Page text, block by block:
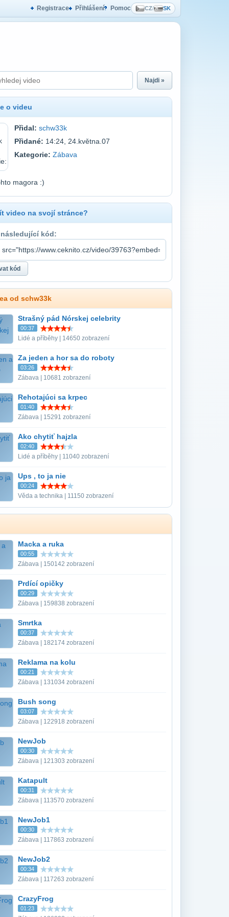
Registrace Přihlášení Pomoc CZ/ SK
Najdi »
o videu
Přidal: schw33k
Přidané: 14:24, 24.května.07
Kategorie: Zábava
magora :)
video na svojí stránce?
kód:
od schw33k
Strašný pád Nórskej celebrity
00:37
Lidé a příběhy | 14650 zobrazení
Za jeden a hor sa do roboty
03:26
Zábava | 10681 zobrazení
Rehotajúci sa krpec
01:40
Zábava | 15291 zobrazení
Ako chytiť hajzla
02:40
Lidé a příběhy | 11040 zobrazení
Ups , to ja nie
00:24
Věda a technika | 11150 zobrazení
Macka a ruka
00:55
Zábava | 150142 zobrazení
Prdící opičky
00:29
Zábava | 159838 zobrazení
Smrtka
00:37
Zábava | 182174 zobrazení
Reklama na kolu
00:21
Zábava | 131034 zobrazení
Bush song
03:07
Zábava | 122918 zobrazení
NewJob
00:30
Zábava | 121303 zobrazení
Katapult
00:31
Zábava | 113570 zobrazení
NewJob1
00:30
Zábava | 117863 zobrazení
NewJob2
00:34
Zábava | 117263 zobrazení
CrazyFrog
01:23